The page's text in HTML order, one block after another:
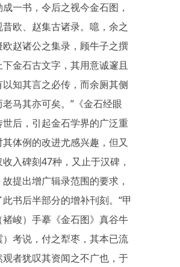
一书，令后之视今金石图，
欧、赵集古诸录。噫，余之
欧赵诸公之集录，顾牛子之撰
金石古文字，其用意诚邃且
知其言之必传，而余厕其侧
马其亦可矣。”《金石经眼
后，引起金石学界的广泛重
体例的改进尤感兴趣，但又
入碑刻47种，又止于汉碑，
提出增广辑录范围的要求，
书后半部分的增补刊刻。“甲
褚峻）手摹《金石图》真谷牛
考说，付之犁枣，其本已流
者犹叹其资闻之不广也，于